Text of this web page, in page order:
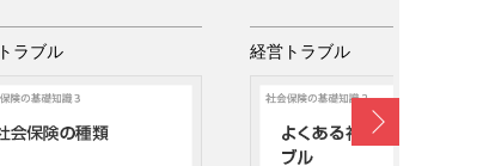
ラブル 経営トラブル